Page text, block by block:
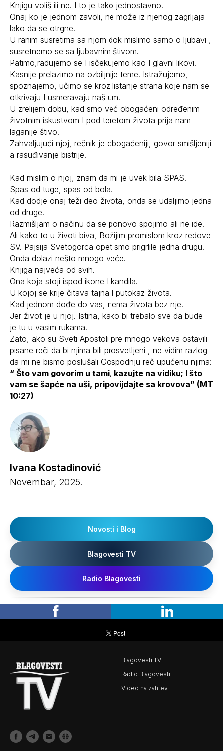
Knjigu voliš ili ne. I to je tako jednostavno.
Onaj ko je jednom zavoli, ne može iz njenog zagrljaja
lako da se otrgne.
U ranim susretima sa njom dok mislimo samo o ljubavi ,
susretnemo se sa ljubavnim štivom.
Patimo,radujemo se I isčekujemo kao I glavni likovi.
Kasnije prelazimo na ozbiljnije teme. Istražujemo,
spoznajemo, učimo se kroz listanje strana koje nam se
otkrivaju I usmeravaju naš um.
U zrelijem dobu, kad smo već obogaćeni određenim
životnim iskustvom I pod teretom života prija nam
laganije štivo.
Zahvaljujući njoj, rečnik je obogaćeniji, govor smišljeniji
a rasuđivanje bistrije.
Kad mislim o njoj, znam da mi je uvek bila SPAS.
Spas od tuge, spas od bola.
Kad dodje onaj teži deo života, onda se udaljimo jedna
od druge.
Razmišljam o načinu da se ponovo spojimo ali ne ide.
Ali kako to u životi biva, Božijim promislom kroz redove
SV. Pajsija Svetogorca opet smo prigrlile jedna drugu.
Onda dolazi nešto mnogo veće.
Knjiga najveća od svih.
Ona koja stoji ispod ikone I kandila.
U kojoj se krije čitava tajna I putokaz života.
Kad jednom dođe do vas, nema života bez nje.
Jer život je u njoj. Istina, kako bi trebalo sve da bude-
je tu u vasim rukama.
Zato, ako su Sveti Apostoli pre mnogo vekova ostavili
pisane reči da bi njima bili prosvetljeni , ne vidim razlog
da mi ne bismo poslušali Gospodnju reč upućenu njima:
“ Što vam govorim u tami, kazujte na vidiku; I što
vam se šapće na uši, pripovijdajte sa krovova” (MT
10:27)
Ivana Kostadinović
Novembar, 2025.
Novosti i Blog
Blagovesti TV
Radio Blagovesti
Blagovesti TV
Radio Blagovesti
Video na zahtev